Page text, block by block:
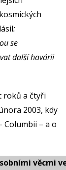
:
se
další havárii
roků a čtyři
2003, kdy
– a o
věcmi